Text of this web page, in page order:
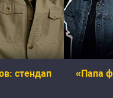
стендап «Папа